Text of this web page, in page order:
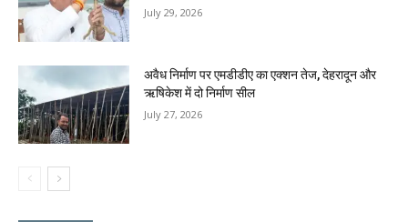
July 29, 2026
अवैध निर्माण पर एमडीडीए का एक्शन तेज, देहरादून और
ऋषिकेश में दो निर्माण सील
July 27, 2026